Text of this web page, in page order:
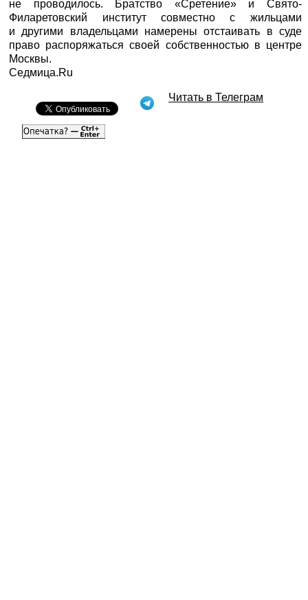
не проводилось. Братство «Сретение» и Свято-
Филаретовский институт совместно с жильцами
и другими владельцами намерены отстаивать в суде
право распоряжаться своей собственностью в центре
Москвы.
Седмица.Ru
Читать в Телеграм